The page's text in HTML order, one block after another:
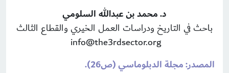
د. محمد بن عبدالله السلومي
باحث في التاريخ ودراسات العمل الخيري والقطاع الثالث
info@the3rdsector.org
المصدر: مجلة الدبلوماسي (ص26).